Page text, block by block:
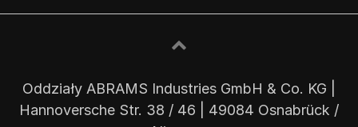
Oddziały ABRAMS Industries GmbH & Co. KG |
Hannoversche Str. 38 / 46 | 49084 Osnabrück /